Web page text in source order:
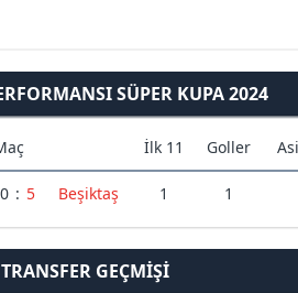
SÜPER KUPA 2024
İlk 11 Goller
0 : 5 Beşiktaş 1 1
TRANSFER GEÇMIŞI